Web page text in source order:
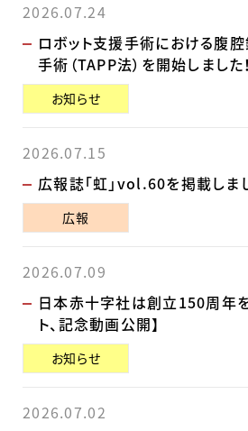
2026.07.24
ロボット支援手術における腹
手術（TAPP法）を開始しました！
お知らせ
2026.07.15
広報誌「虹」vol.60を掲載しま
広報
2026.07.09
日本赤十字社は創立150周年
ト、記念動画公開】
お知らせ
2026.07.02